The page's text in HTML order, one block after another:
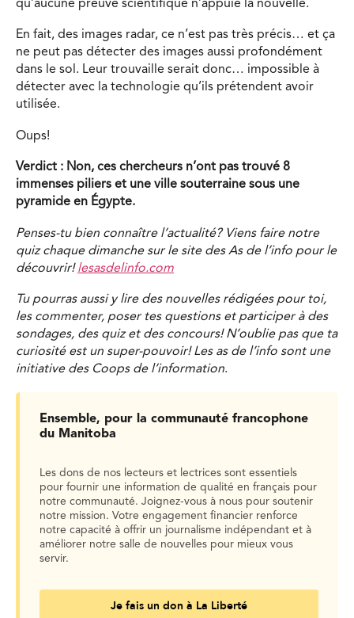
qu’aucune preuve scientifique n’appuie la nouvelle.
En fait, des images radar, ce n’est pas très précis… et ça
ne peut pas détecter des images aussi profondément
dans le sol. Leur trouvaille serait donc… impossible à
détecter avec la technologie qu’ils prétendent avoir
utilisée.
Oups!
Verdict : Non, ces chercheurs n’ont pas trouvé 8
immenses piliers et une ville souterraine sous une
pyramide en Égypte.
Penses-tu bien connaître l’actualité? Viens faire notre
quiz chaque dimanche sur le site des As de l’info pour le
découvrir!lesasdelinfo.com
Tu pourras aussi y lire des nouvelles rédigées pour toi,
les commenter, poser tes questions et participer à des
sondages, des quiz et des concours! N’oublie pas que ta
curiosité est un super-pouvoir! Les as de l’info sont une
initiative des Coops de l’information.
Ensemble, pour la communauté francophone
du Manitoba
Les dons de nos lecteurs et lectrices sont essentiels
pour fournir une information de qualité en français pour
notre communauté. Joignez-vous à nous pour soutenir
notre mission. Votre engagement financier renforce
notre capacité à offrir un journalisme indépendant et à
améliorer notre salle de nouvelles pour mieux vous
servir.
Je fais un don à La Liberté